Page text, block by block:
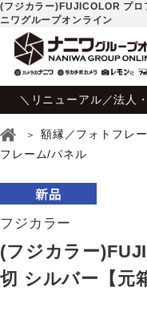
(フジカラー)FUJICOLOR プロ
ニワグループオンライン
＼リニューアル／法人
額縁／フォトフレ
フレーム/パネル
フジカラー
(フジカラー
切 シルバー【元